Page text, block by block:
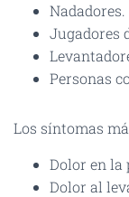
Nadadores.
Jugadores
Personas
Los síntomas
Dolor en la
Dolor al